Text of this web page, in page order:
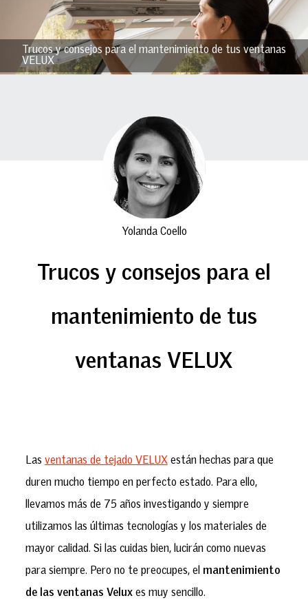
Trucos y consejos para el mantenimiento de tus ventanas
VELUX
Yolanda Coello
Trucos y consejos para el
mantenimiento de tus
ventanas VELUX
Las ventanas de tejado VELUX están hechas para que
duren mucho tiempo en perfecto estado. Para ello,
llevamos más de 75 años investigando y siempre
utilizamos las últimas tecnologías y los materiales de
mayor calidad. Si las cuidas bien, lucirán como nuevas
para siempre. Pero no te preocupes, el mantenimiento
de las ventanas Veluxes muy sencillo.